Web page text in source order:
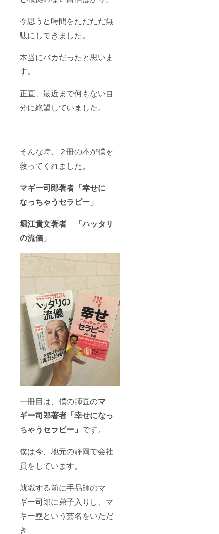
今思うと時間をただただ無
駄にしてきました。
本当にバカだったと思いま
す。
正直、最近まで何もない自
分に絶望していました。
そんな時、２冊の本が僕を
救ってくれました。
マギー司郎著者「幸せに
なっちゃうセラピー」
堀江貴文著者 「ハッタリ
の流儀」
一冊目は、僕の師匠のマ
ギー司郎著者 「幸せになっ
ちゃうセラピー」 です。
僕は今、地元の静岡で会社
員をしています。
就職する前に手品師のマ
ギー司郎に弟子入りし、マ
ギー塁という芸名をいただ
き